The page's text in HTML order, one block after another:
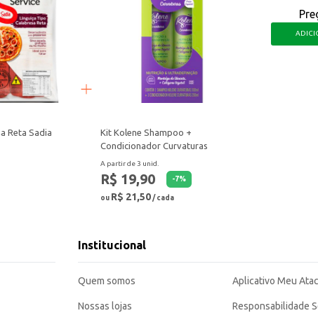
Reta Sadia
Kit Kolene Shampoo +
Condicionador Curvaturas
A partir de 3 unid.
R$ 19,90 -7%
ou R$ 21,50/ cada
Institucional
Quem somos
Nossas lojas
Aplicativo Meu
Responsabilidade